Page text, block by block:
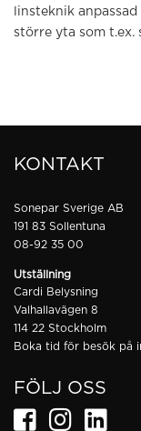
linsteknik
större yta som t.ex.
KONTAKT
Sonepar Sverige AB
191 83 Sollentuna
08-92 35 00
Utställning
Cardi Belysning
Valhallavägen 8
114 22 Stockholm
Boka tid för besök på
FÖLJ OSS